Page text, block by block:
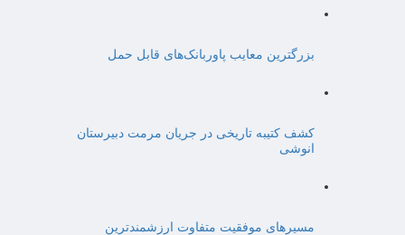
بزرگترین معایب پاوربانک‌های قابل حمل
کشف کتیبه تاریخی در جریان مرمت دبیرستان
انوشی
مسیرهای موفقیت متفاوت ارزشمندترین